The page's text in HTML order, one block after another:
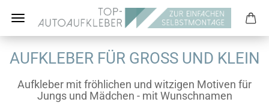
AUFKLEBER FÜR GROSS UND KLEIN
Aufkleber mit fröhlichen und witzigen Motiven für
Jungs und Mädchen - mit Wunschnamen